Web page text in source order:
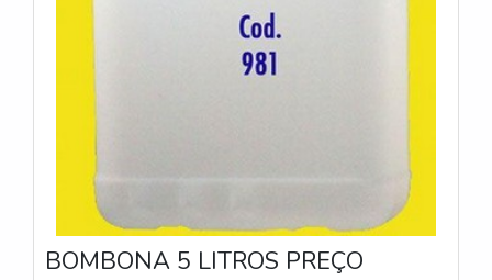
BOMBONA 5 LITROS PREÇO